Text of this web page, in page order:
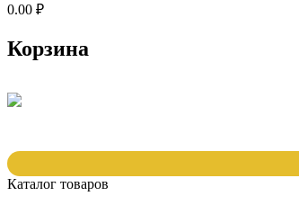
0.00 ₽
Корзина
Каталог товаров